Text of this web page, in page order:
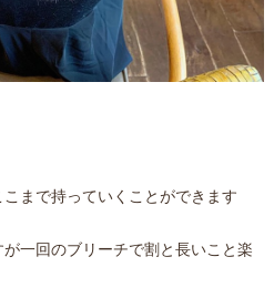
まで持っていくことができます
一回のブリーチで割と長いこと楽